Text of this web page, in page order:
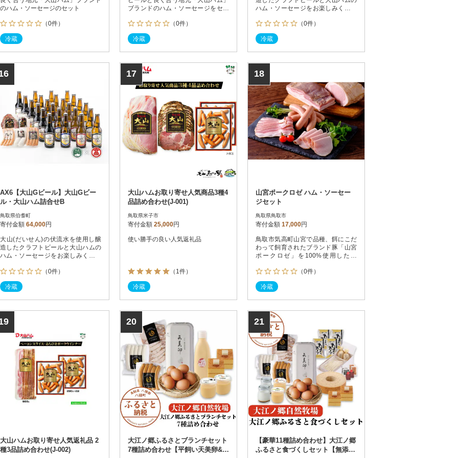
のハム・ソーセージのセット
（0件）
冷蔵
ブランドのハム・ソーセージをセッ
（0件）
冷蔵
ハム・ソーセージをお楽しみくださ
（0件）
冷蔵
AX6【大山Gビール】大山Gビー
ル・大山ハム詰合せB
鳥取県伯耆町
寄付金額 64,000円
大山(だいせん)の伏流水を使用し醸
造したクラフトビールと大山ハムの
ハム・ソーセージをお楽しみくださ
（0件）
冷蔵
17
大山ハムお取り寄せ人気商品3種4
品詰め合わせ(J-001)
鳥取県米子市
寄付金額 25,000円
使い勝手の良い人気返礼品
（1件）
冷蔵
18
山宮ポークロゼ ハム・ソーセー
ジセット
鳥取県鳥取市
寄付金額 17,000円
鳥取市気高町山宮で品種、餌にこだ
わって飼育されたブランド豚「山宮
ポークロゼ」を100%使用したハ
ト。ハム・ベーコンは肉の味を最大
限引き立たせる為に、絶妙な塩分濃
度で添加物を使わない味付けをして
（0件）
冷蔵
大山ハムお取り寄せ人気返礼品 2
種3品詰め合わせ(J-002)
20
大江ノ郷ふるさとブランチセット
7種詰め合わせ【平飼い天美卵&無
21
【豪華11種詰め合わせ】大江ノ郷
ふるさと食づくしセット【無添加